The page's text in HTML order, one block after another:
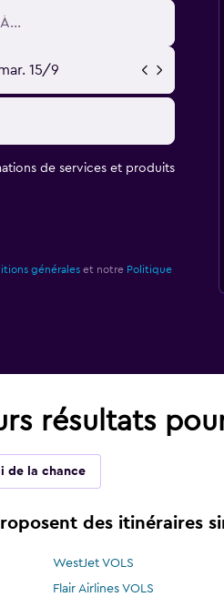
15/9
de services et produits
généraleset notre Politique
résultats
de la chance
des itinéraires
WestJet VOLS
Flair Airlines VOLS